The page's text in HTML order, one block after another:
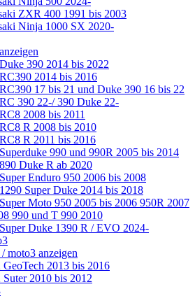
ZXR 400 1991 bis 2003
Ninja 1000 SX 2020-
390 2014 bis 2022
2014 bis 2016
17 bis 21 und Duke 390 16 bis 22
390 22-/ 390 Duke 22-
2008 bis 2011
R 2008 bis 2010
R 2011 bis 2016
990 und 990R 2005 bis 2014
Duke R ab 2020
Enduro 950 2006 bis 2008
Super Duke 2014 bis 2018
Moto 950 2005 bis 2006 950R 2007
990 und T 990 2010
Duke 1390 R / EVO 2024-
moto3 anzeigen
2013 bis 2016
2010 bis 2012